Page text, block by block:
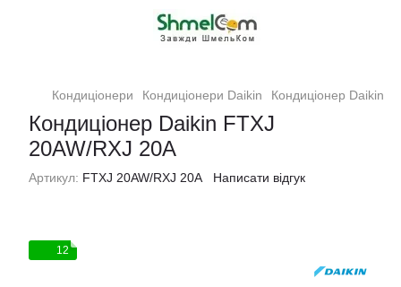
Кондиціонери Кондиціонери Daikin Кондиціонер Daikin
Кондиціонер Daikin FTXJ
20AW/RXJ 20A
Артикул: FTXJ 20AW/RXJ 20A Написати відгук
12